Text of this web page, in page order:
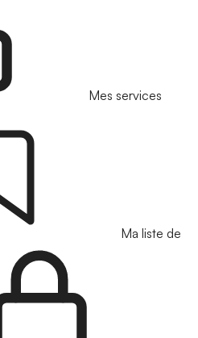
Mes services
Ma liste de